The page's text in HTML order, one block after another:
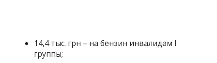
14,4 тыс. грн – на бензин инвалидам І
группы;